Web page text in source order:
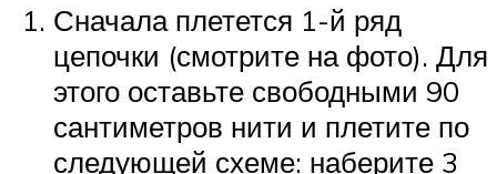
Сначала плетется 1-й ряд
цепочки (смотрите на фото). Для
этого оставьте свободными 90
сантиметров нити и плетите по
следующей схеме: наберите 3